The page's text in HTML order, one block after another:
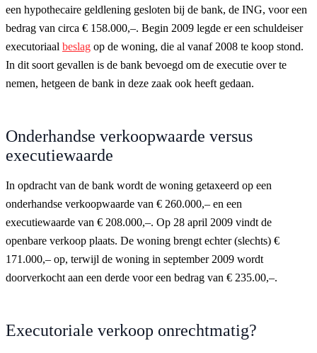
een hypothecaire geldlening gesloten bij de bank, de ING, voor een
bedrag van circa € 158.000,–. Begin 2009 legde er een schuldeiser
executoriaal beslag op de woning, die al vanaf 2008 te koop stond.
In dit soort gevallen is de bank bevoegd om de executie over te
nemen, hetgeen de bank in deze zaak ook heeft gedaan.
Onderhandse verkoopwaarde versus
executiewaarde
In opdracht van de bank wordt de woning getaxeerd op een
onderhandse verkoopwaarde van € 260.000,– en een
executiewaarde van € 208.000,–. Op 28 april 2009 vindt de
openbare verkoop plaats. De woning brengt echter (slechts) €
171.000,– op, terwijl de woning in september 2009 wordt
doorverkocht aan een derde voor een bedrag van € 235.00,–.
Executoriale verkoop onrechtmatig?